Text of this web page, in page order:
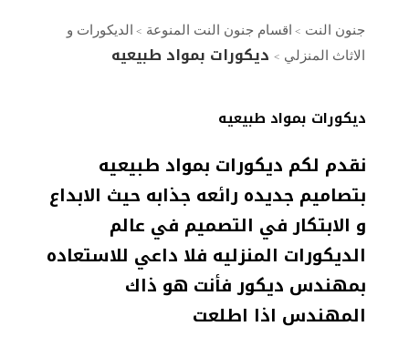
جنون النت > اقسام جنون النت المنوعة >
الديكورات و
الاثاث المنزلي > ديكورات بمواد طبيعيه
ديكورات بمواد طبيعيه
نقدم لكم ديكورات بمواد طبيعيه
بتصاميم جديده رائعه جذابه حيث الابداع
و الابتكار في التصميم في عالم
الديكورات المنزليه فلا داعي للاستعاده
بمهندس ديكور فأنت هو ذاك
المهندس اذا اطلعت